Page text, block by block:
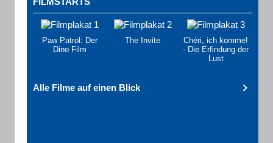
Paw Patrol: Der
Dino Film
The Invite
Chéri, ich komme!
- Die Erfindung der
Lust
Alle Filme auf einen Blick